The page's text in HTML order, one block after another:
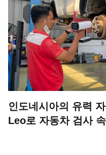
인도네시아의 유력
Leo로 자동차 검사